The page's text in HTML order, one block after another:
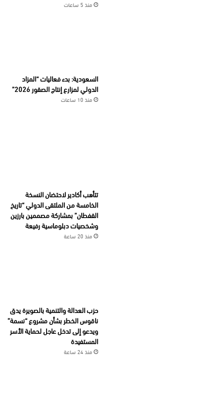
منذ 5 ساعات
السعودية: بدء فعاليات “المزاد
الدولي لمزارع إنتاج الصقور 2026”
منذ 10 ساعات
تتأهب أكادير لاحتضان النسخة
الخامسة من الملتقى الدولي “تاريخ
القفطان” بمشاركة مصممين بارزين
وشخصيات دبلوماسية رفيعة
منذ 20 ساعة
حزب العدالة والتنمية بالصويرة يدق
ناقوس الخطر بشأن مشروع “نسمة”
ويدعو إلى تدخل عاجل لحماية الأسر
المستفيدة
منذ 24 ساعة